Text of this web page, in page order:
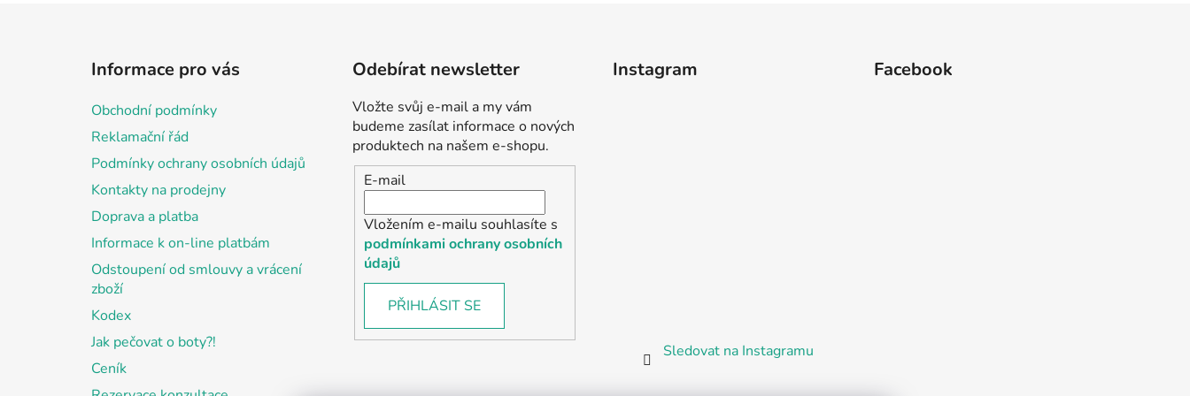
Informace pro vás
Obchodní podmínky
Reklamační řád
Podmínky ochrany osobních údajů
Kontakty na prodejny
Doprava a platba
Informace k on-line platbám
Odstoupení od smlouvy a vrácení
zboží
Kodex
Jak pečovat o boty?!
Ceník
Odebírat newsletter
Vložte svůj e-mail a my vám
budeme zasílat informace o nových
produktech na našem e-shopu.
E-mail
Vložením e-mailu souhlasíte s
podmínkami ochrany osobních
údajů
PŘIHLÁSIT SE
Instagram
Sledovat na Instagramu
Facebook